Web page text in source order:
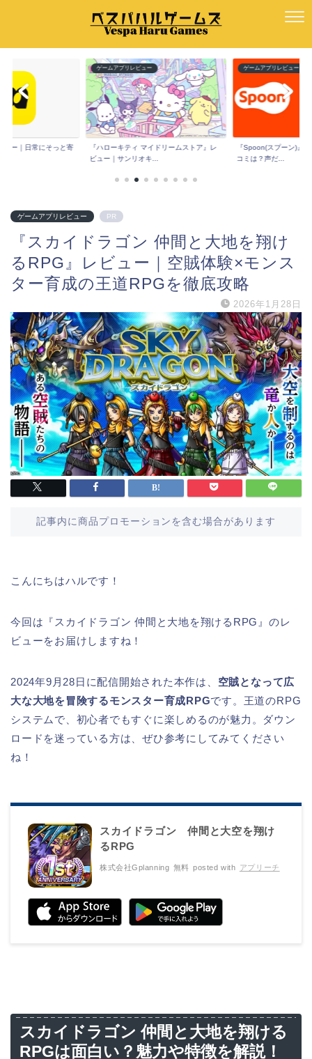
ュー｜日常にそっと寄
ゲームアプリレビュー
『ハローキティ マイドリームストア』レ
ビュー｜サンリオキ...
ゲームアプリレビュー
『Spoon(スプーン)』
コミは？声だ...
ゲームアプリレビュー PR
『スカイドラゴン 仲間と大地を翔け
るRPG』レビュー｜空賊体験×モンス
ター育成の王道RPGを徹底攻略
2026年1月28日
記事内に商品プロモーションを含む場合があります
こんにちはハルです！
今回は『スカイドラゴン 仲間と大地を翔けるRPG』のレ
ビューをお届けしますね！
2024年9月28日に配信開始された本作は、 空賊となって広
大な大地を冒険するモンスター育成RPGです。王道のRPG
システムで、初心者でもすぐに楽しめるのが魅力。ダウン
ロードを迷っている方は、ぜひ参考にしてみてください
ね！
スカイドラゴン 仲間と大空を翔け
るRPG
株式会社Gplanning 無料 posted with アプリーチ
スカイドラゴン 仲間と大地を翔ける
RPGは面白い？魅力や特徴を解説！